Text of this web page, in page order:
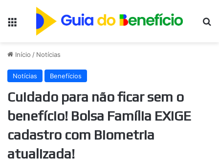
Início / Notícias
Notícias Benefícios
Cuidado para não ficar sem o
benefício! Bolsa Família EXIGE
cadastro com Biometria
atualizada!